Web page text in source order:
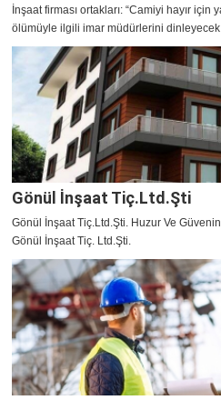
İnşaat firması ortakları: “Camiyi hayır
ölümüyle ilgili imar müdürlerini dinleyecek
Gönül İnşaat Tiç.Ltd.Şti
Gönül İnşaat Tiç.Ltd.Şti. Huzur Ve
Gönül İnşaat Tiç. Ltd.Şti.